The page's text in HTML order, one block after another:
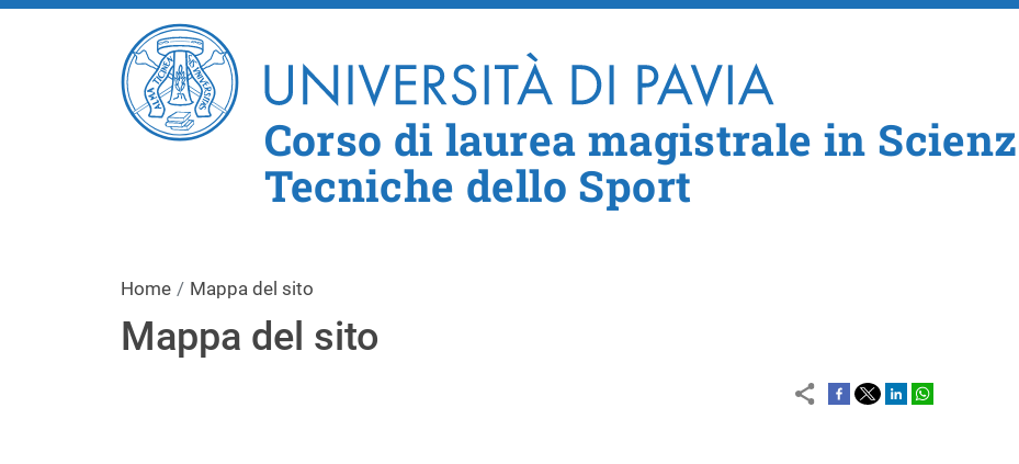
Salta al contenuto principale
Corso di laurea magistrale in
Tecniche dello Sport
Home Mappa del sito
Mappa del sito